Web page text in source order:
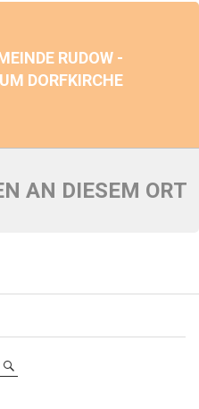
RUDOW -
DORFKIRCHE
AN DIESEM ORT